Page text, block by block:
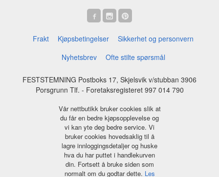
Frakt Kjøpsbetingelser
Sikkerhet og personvern
Nyhetsbrev
Ofte stilte spørsmål
FESTSTEMNING Postboks 17, Skjelsvik v/stubban 3906
Porsgrunn Tlf. - Foretaksregisteret 997 014 790
Vår nettbutikk bruker cookies slik at
du får en bedre kjøpsopplevelse og
vi kan yte deg bedre service. Vi
bruker cookies hovedsaklig til å
lagre innloggingsdetaljer og huske
hva du har puttet i handlekurven
din. Fortsett å bruke siden som
normalt om du godtar dette. Les